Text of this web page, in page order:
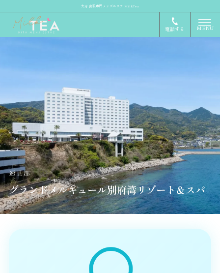
大分 出張専門メンズエステ MilkTea
電話する MENU
速見郡
グランドメルキュール別府湾リゾート＆スパ